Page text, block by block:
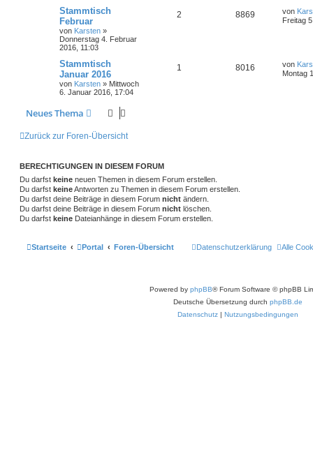
Stammtisch
Februar
von Karsten »
Donnerstag 4. Februar
2016, 11:03
2 8869 von
Freitag
Stammtisch
Januar 2016
von Karsten » Mittwoch
6. Januar 2016, 17:04
1 8016 von
Montag
Neues Thema
Zurück zur Foren-Übersicht
BERECHTIGUNGEN IN DIESEM FORUM
Du darfst keine neuen Themen in diesem Forum erstellen.
Du darfst keineAntworten zu Themen in diesem Forum erstellen.
Du darfst deine Beiträge in diesem Forum nicht ändern.
Du darfst deine Beiträge in diesem Forum nicht löschen.
Du darfst keine Dateianhänge in diesem Forum erstellen.
Startseite Portal Foren-Übersicht Alle
Datenschutzerklärung
Powered by phpBB® Forum Software © phpBB
Deutsche Übersetzung durch phpBB.de
Datenschutz | Nutzungsbedingungen